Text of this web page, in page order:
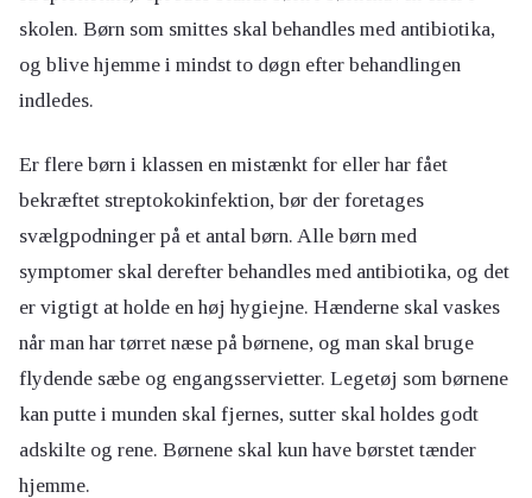
skolen. Børn som smittes skal behandles med antibiotika,
og blive hjemme i mindst to døgn efter behandlingen
indledes.
Er flere børn i klassen en mistænkt for eller har fået
bekræftet streptokokinfektion, bør der foretages
svælgpodninger på et antal børn. Alle børn med
symptomer skal derefter behandles med antibiotika, og det
er vigtigt at holde en høj hygiejne. Hænderne skal vaskes
når man har tørret næse på børnene, og man skal bruge
flydende sæbe og engangsservietter. Legetøj som børnene
kan putte i munden skal fjernes, sutter skal holdes godt
adskilte og rene. Børnene skal kun have børstet tænder
hjemme.